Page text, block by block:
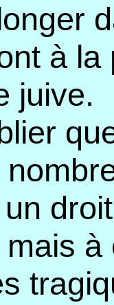
à
juive.
à